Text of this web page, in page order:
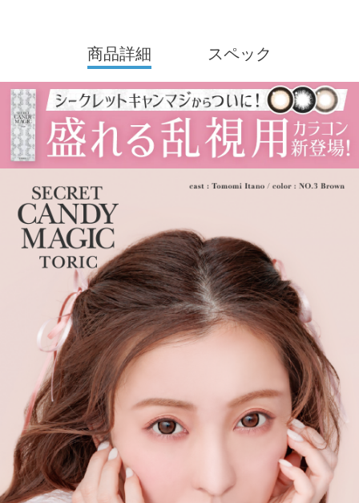
ンデー）は2012年発売以来、若い世代を中心に絶大な支持を得て
ランド。
DIA14.5mmの「盛れる」大きめサイズで、元祖ちゅるんカラコン
「キャンマジ3番」や王道黒コン「キャンマジ5番」をはじめ、平
成・令和のギャルカラコン、細フチ・太フチカラコン、水光カラ
コンなど、トレンドのカラコンを生み出し続けています。
2025年にはラメ入りカラコンが登場＆水光カラーは軸固定の回ら
ない水光カラコンに進化し、
レンズスペックもUVカット機能・うるおい成分を追加＆高含水レ
ンズにリニューアル！
さらに待望の乱視用カラコン secretcandymagic toric（シークレッ
トキャンディーマジック トーリック）も新登場しました。
常に最旬の「盛れる」と「お客様のニーズ」をキャッチし、進化
し続けるブランドです。
商品詳細 スペック